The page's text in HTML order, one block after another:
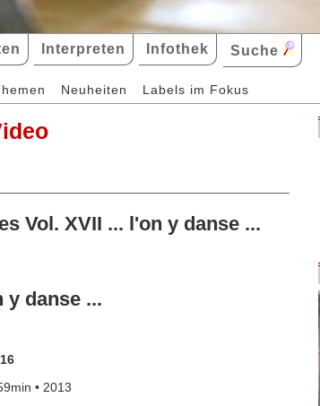
Interpreten Infothek Suche
Neuheiten Labels im Fokus
Vol. XVII ... l'on y danse ...
y danse ...
• 2013